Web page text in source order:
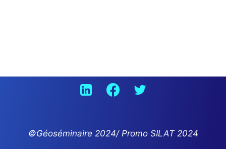
©Géoséminaire 2024/ Promo SILAT 2024